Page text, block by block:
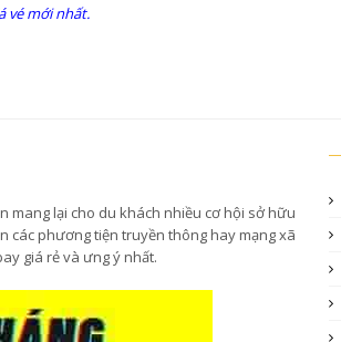
vé mới nhất.
mang lại cho du khách nhiều cơ hội sở hữu
các phương tiện truyền thông hay mạng xã
giá rẻ và ưng ý nhất.